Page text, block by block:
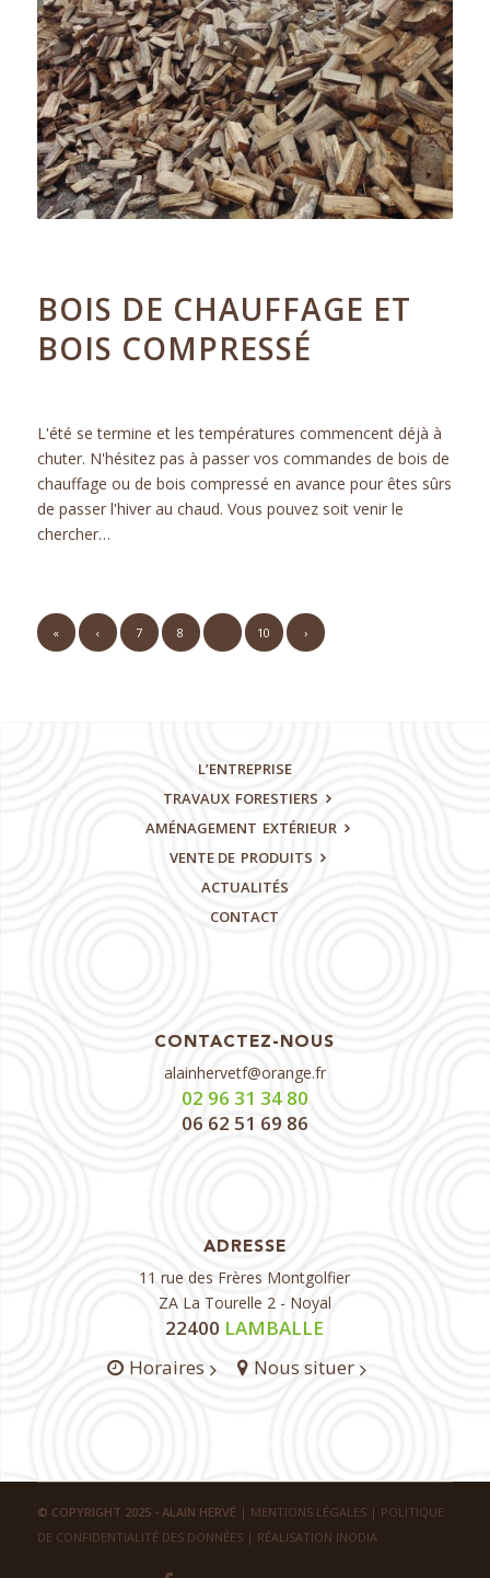
BOIS DE CHAUFFAGE ET
BOIS COMPRESSÉ
L'été se termine et les températures commencent déjà à
chuter. N'hésitez pas à passer vos commandes de bois de
chauffage ou de bois compressé en avance pour êtes sûrs
de passer l'hiver au chaud. Vous pouvez soit venir le
chercher…
« ‹ 7 8 10 ›
L’ENTREPRISE
TRAVAUX FORESTIERS
AMÉNAGEMENT EXTÉRIEUR
VENTE DE PRODUITS
ACTUALITÉS
CONTACT
CONTACTEZ-NOUS
alainhervetf@orange.fr
02 96 31 34 80
06 62 51 69 86
ADRESSE
11 rue des Frères Montgolfier
ZA La Tourelle 2 - Noyal
22400 LAMBALLE
Horaires
Nous situer
© COPYRIGHT 2025 - ALAIN HERVÉ | MENTIONS LÉGALES| POLITIQUE
DE CONFIDENTIALITÉ DES DONNÉES| RÉALISATION INODIA